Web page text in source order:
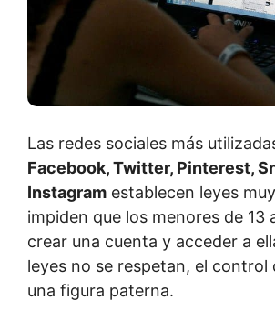
Las redes sociales más
Facebook, Twitter, Pinterest,
Instagram establecen leyes
impiden que los menores de 13
crear una cuenta y acceder a
leyes no se respetan, el control
una figura paterna.